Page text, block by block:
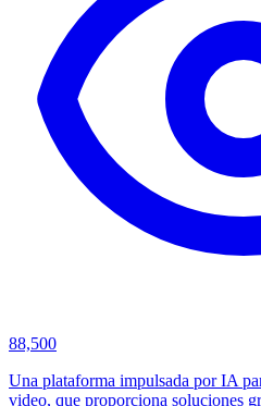
88,500
Una plataforma impulsada por IA
video, que proporciona soluciones